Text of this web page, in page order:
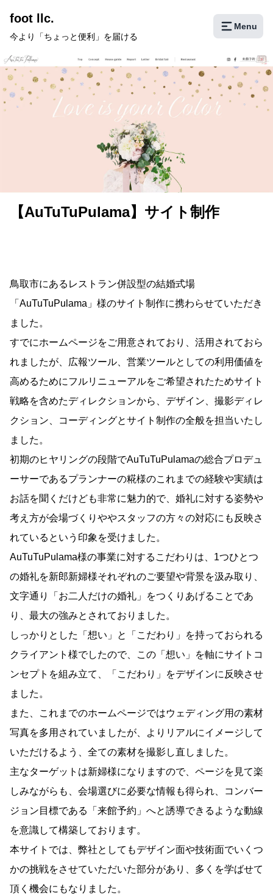
foot llc.
今より「ちょっと便利」を届ける
Menu
ホーム
会社概要
サービス
ホームページ制作
制作実績
ホームページ制作
News
Note
【AuTuTuPulama】サイト制作
鳥取市にあるレストラン併設型の結婚式場
「AuTuTuPulama」様のサイト制作に携わらせていただき
ました。
すでにホームページをご用意されており、活用されておら
れましたが、広報ツール、営業ツールとしての利用価値を
高めるためにフルリニューアルをご希望されたためサイト
戦略を含めたディレクションから、デザイン、撮影ディレ
クション、コーディングとサイト制作の全般を担当いたし
ました。
初期のヒヤリングの段階でAuTuTuPulamaの総合プロデュ
ーサーであるプランナーの糀様のこれまでの経験や実績は
お話を聞くだけども非常に魅力的で、婚礼に対する姿勢や
考え方が会場づくりややスタッフの方々の対応にも反映さ
れているという印象を受けました。
AuTuTuPulama様の事業に対するこだわりは、1つひとつ
の婚礼を新郎新婦様それぞれのご要望や背景を汲み取り、
文字通り「お二人だけの婚礼」をつくりあげることであ
り、最大の強みとされておりました。
しっかりとした「想い」と「こだわり」を持っておられる
クライアント様でしたので、この「想い」を軸にサイトコ
ンセプトを組み立て、「こだわり」をデザインに反映させ
ました。
また、これまでのホームページではウェディング用の素材
写真を多用されていましたが、よりリアルにイメージして
いただけるよう、全ての素材を撮影し直しました。
主なターゲットは新婦様になりますので、ページを見て楽
しみながらも、会場選びに必要な情報も得られ、コンバー
ジョン目標である「来館予約」へと誘導できるような動線
を意識して構築しております。
本サイトでは、弊社としてもデザイン面や技術面でいくつ
かの挑戦をさせていただいた部分があり、多くを学ばせて
頂く機会にもなりました。